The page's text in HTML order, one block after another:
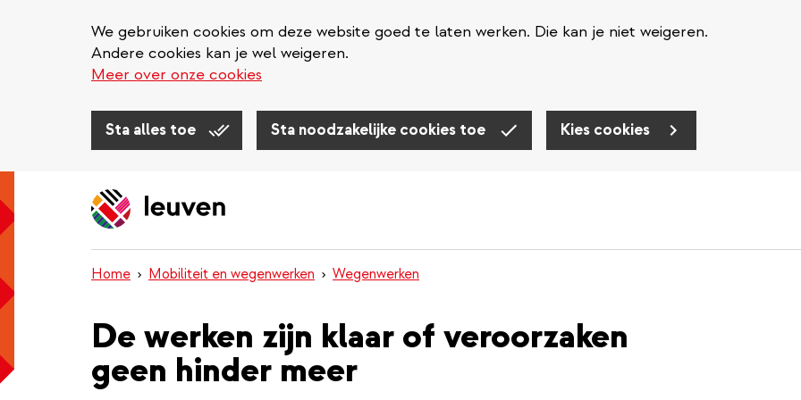
We gebruiken cookies om deze website goed te laten werken. Die kan je niet weigeren.
Andere cookies kan je wel weigeren.
Meer over onze cookies
Sta alles toe Sta noodzakelijke cookies toe Kies cookies
Home Mobiliteit en wegenwerken Wegenwerken
De werken zijn klaar of veroorzaken
geen hinder meer